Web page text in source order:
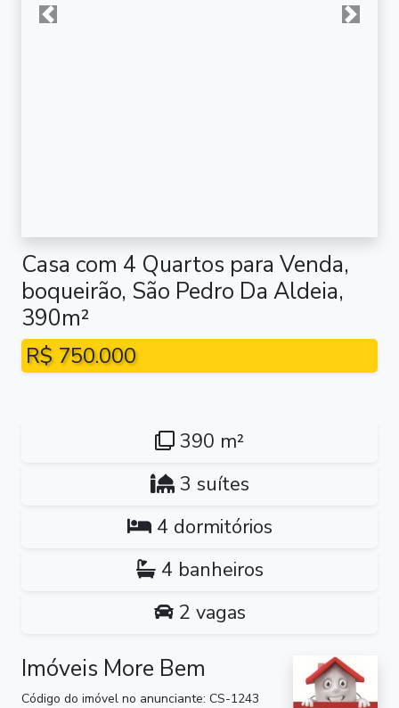
Anterior Próxima
Casa com 4 Quartos para Venda,
boqueirão, São Pedro Da Aldeia,
390m²
R$ 750.000
390 m²
3 suítes
4 dormitórios
4 banheiros
2 vagas
Imóveis More Bem
Código do imóvel no anunciante: CS-1243